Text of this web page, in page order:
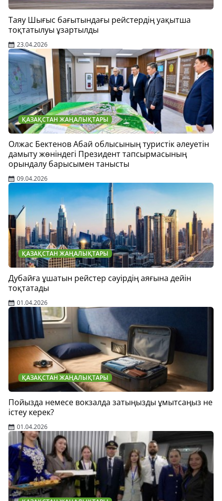
Таяу Шығыс бағытындағы рейстердің уақытша
тоқтатылуы ұзартылды
23.04.2026
ҚАЗАҚСТАН ЖАҢАЛЫҚТАРЫ
Олжас Бектенов Абай облысының туристік әлеуетін
дамыту жөніндегі Президент тапсырмасының
орындалу барысымен танысты
09.04.2026
ҚАЗАҚСТАН ЖАҢАЛЫҚТАРЫ
Дубайға ұшатын рейстер сәуірдің аяғына дейін
тоқтатады
01.04.2026
ҚАЗАҚСТАН ЖАҢАЛЫҚТАРЫ
Пойызда немесе вокзалда затыңызды ұмытсаңыз не
істеу керек?
01.04.2026